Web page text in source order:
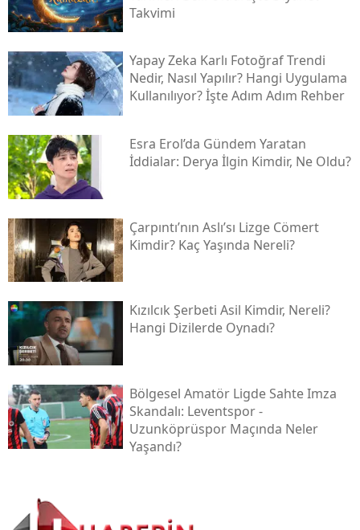
Takvimi
Yapay Zeka Karlı Fotoğraf Trendi
Nedir, Nasıl Yapılır? Hangi Uygulama
Kullanılıyor? İşte Adım Adım Rehber
Esra Erol’da Gündem Yaratan
İddialar: Derya İlgin Kimdir, Ne Oldu?
Çarpıntı’nın Aslı’sı Lizge Cömert
Kimdir? Kaç Yaşında Nereli?
Kızılcık Şerbeti Asil Kimdir, Nereli?
Hangi Dizilerde Oynadı?
Bölgesel Amatör Ligde Sahte Imza
Skandalı: Leventspor -
Uzunköprüspor Maçında Neler
Yaşandı?